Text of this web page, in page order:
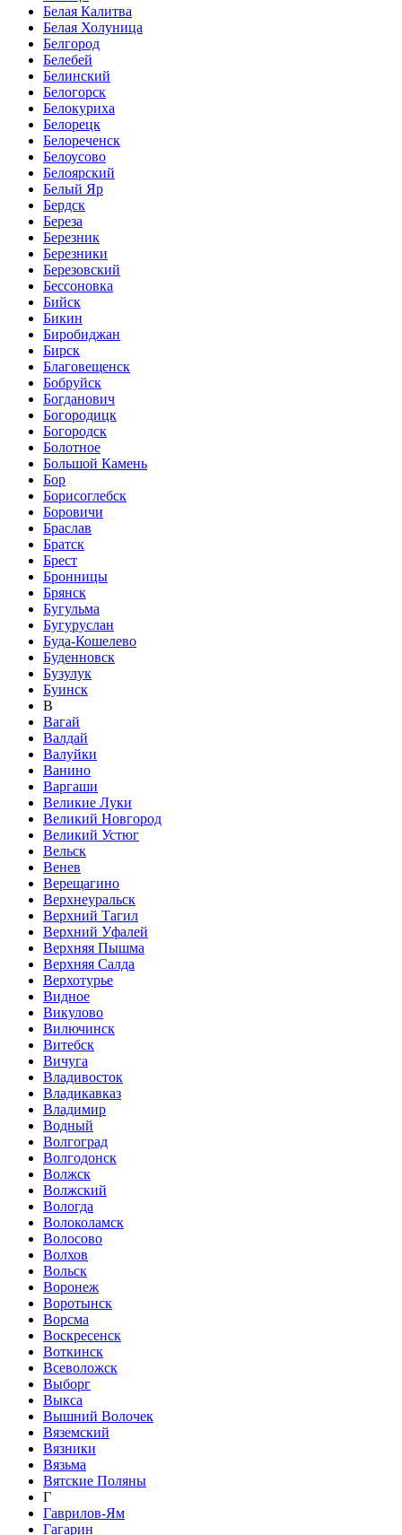
Белая Калитва
Белая Холуница
Белгород
Белебей
Белинский
Белогорск
Белокуриха
Белорецк
Белореченск
Белоусово
Белоярский
Белый Яр
Бердск
Береза
Березник
Березники
Березовский
Бессоновка
Бийск
Бикин
Биробиджан
Бирск
Благовещенск
Бобруйск
Богданович
Богородицк
Богородск
Болотное
Большой Камень
Бор
Борисоглебск
Боровичи
Браслав
Братск
Брест
Бронницы
Брянск
Бугульма
Бугуруслан
Буда-Кошелево
Буденновск
Бузулук
Буинск
В
Вагай
Валдай
Валуйки
Ванино
Варгаши
Великие Луки
Великий Новгород
Великий Устюг
Вельск
Венев
Верещагино
Верхнеуральск
Верхний Тагил
Верхний Уфалей
Верхняя Пышма
Верхняя Салда
Верхотурье
Видное
Викулово
Вилючинск
Витебск
Вичуга
Владивосток
Владикавказ
Владимир
Водный
Волгоград
Волгодонск
Волжск
Волжский
Вологда
Волоколамск
Волосово
Волхов
Вольск
Воронеж
Воротынск
Ворсма
Воскресенск
Воткинск
Всеволожск
Выборг
Выкса
Вышний Волочек
Вяземский
Вязники
Вязьма
Вятские Поляны
Г
Гаврилов-Ям
Гагарин